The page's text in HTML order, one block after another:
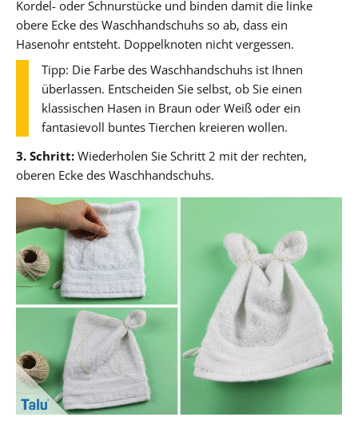
Kordel- oder Schnurstücke und binden damit die linke
obere Ecke des Waschhandschuhs so ab, dass ein
Hasenohr entsteht. Doppelknoten nicht vergessen.
Tipp: Die Farbe des Waschhandschuhs ist Ihnen
überlassen. Entscheiden Sie selbst, ob Sie einen
klassischen Hasen in Braun oder Weiß oder ein
fantasievoll buntes Tierchen kreieren wollen.
3. Schritt: Wiederholen Sie Schritt 2 mit der rechten,
oberen Ecke des Waschhandschuhs.